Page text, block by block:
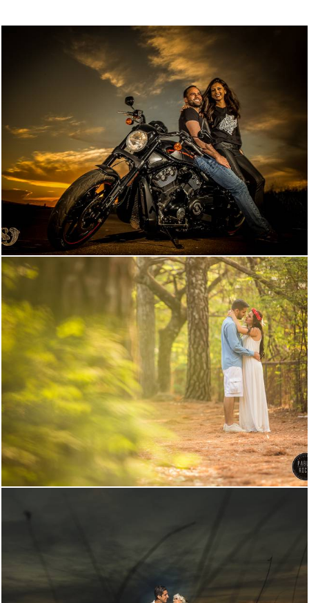
4603 0
4951 3